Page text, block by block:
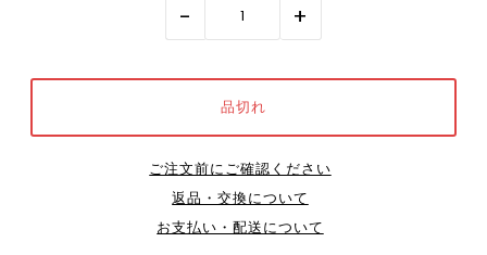
- +
ご注文前にご確認ください
返品・交換について
お支払い・配送について